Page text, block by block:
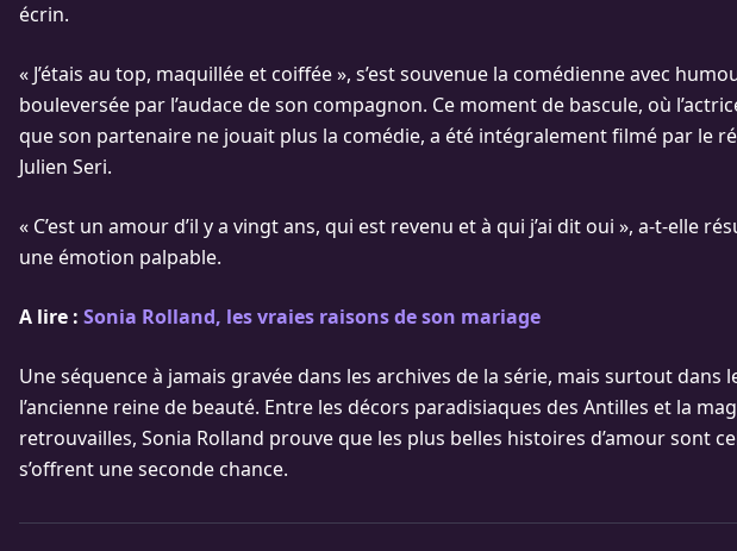
écrin.
« J’étais au top, maquillée et coiffée », s’est souvenue la comédienne avec
bouleversée par l’audace de son compagnon. Ce moment de bascule, où
que son partenaire ne jouait plus la comédie, a été intégralement filmé par le
Julien Seri.
« C’est un amour d’il y a vingt ans, qui est revenu et à qui j’ai dit oui », a-t-elle
une émotion palpable.
A lire : Sonia Rolland, les vraies raisons de son mariage
Une séquence à jamais gravée dans les archives de la série, mais surtout dans
l’ancienne reine de beauté. Entre les décors paradisiaques des Antilles et la
retrouvailles, Sonia Rolland prouve que les plus belles histoires d’amour sont
s’offrent une seconde chance.